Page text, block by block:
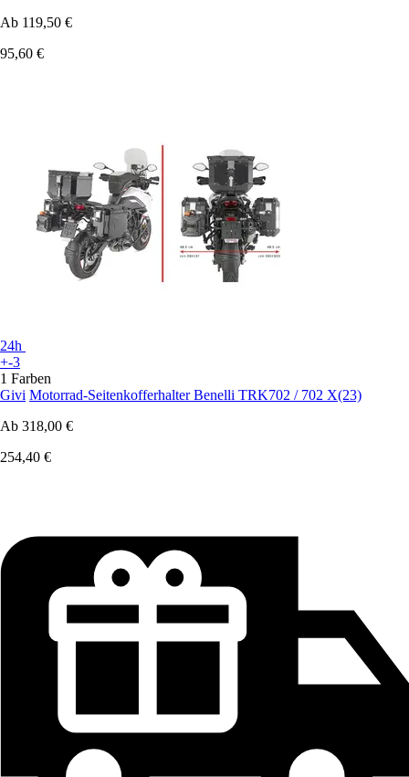
Ab 119,50 €
95,60 €
24h
+-3
1 Farben
Givi Motorrad-Seitenkofferhalter Benelli TRK702 / 702 X(23)
Ab 318,00 €
254,40 €